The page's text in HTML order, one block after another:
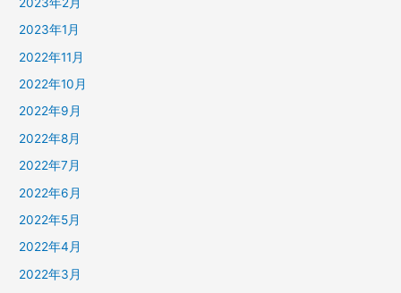
2023年1月
2022年11月
2022年10月
2022年9月
2022年8月
2022年7月
2022年6月
2022年5月
2022年4月
2022年3月